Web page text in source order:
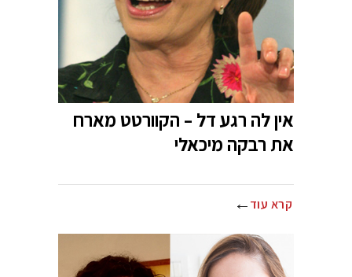
אין לה רגע דל – הקוורטט מארח
את רבקה מיכאלי
קרא עוד